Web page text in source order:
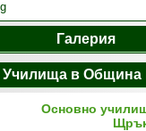
Галерия
в Община
Основно